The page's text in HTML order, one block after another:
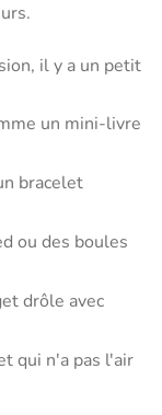
il y a un petit
un mini-livre
bracelet
ou des boules
drôle avec
qui n'a pas l'air